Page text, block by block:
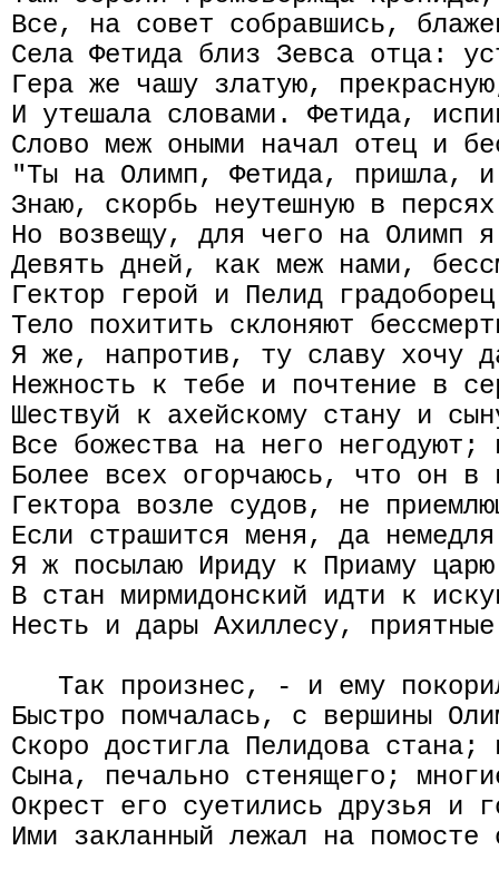
Все, на совет собравшись,
Села Фетида близ Зевса отца:
Гера же чашу златую,
И утешала словами. Фетида,
Слово меж оными начал отец и
"Ты на Олимп, Фетида, пришла,
Знаю, скорбь неутешную в
Но возвещу, для чего на Олимп
Девять дней, как меж нами,
Гектор герой и Пелид
Тело похитить склоняют
Я же, напротив, ту славу хочу
Нежность к тебе и почтение в
Шествуй к ахейскому стану и
Все божества на него
Более всех огорчаюсь, что он в
Гектора возле судов, не
Если страшится меня, да
Я ж посылаю Ириду к Приаму
В стан мирмидонский идти к
Несть и дары Ахиллесу,
Так произнес, - и ему
Быстро помчалась, с вершины
Скоро достигла Пелидова
Сына, печально стенящего;
Окрест его суетились друзья и
Ими закланный лежал на